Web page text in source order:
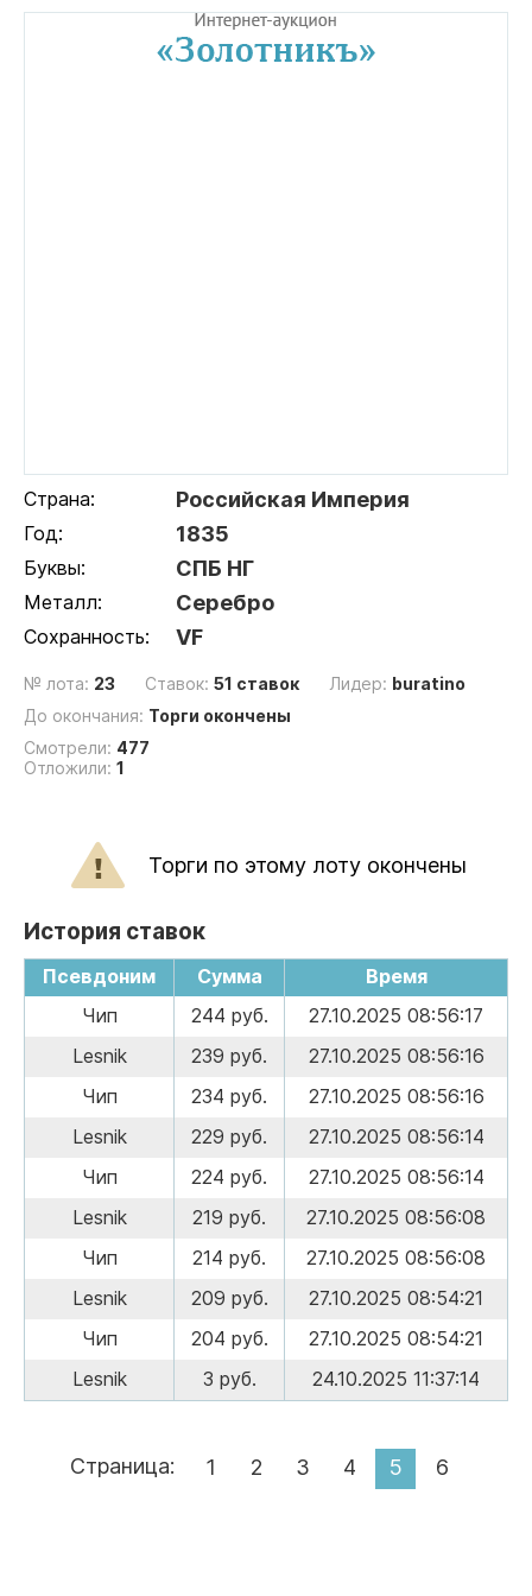
Страна: Российская Империя
Год: 1835
Буквы: СПБ НГ
Металл: Серебро
Сохранность: VF
№ лота: 23 Ставок: 51 ставок Лидер: buratino
До окончания: Торги окончены
Смотрели: 477
Отложили: 1
Торги по этому лоту окончены
История ставок
Псевдоним Сумма
Время
Чип
244 руб.
27.10.2025 08:56:17
Lesnik
239 руб.
27.10.2025 08:56:16
Чип
234 руб.
27.10.2025 08:56:16
Lesnik
229 руб.
27.10.2025 08:56:14
Чип
224 руб.
27.10.2025 08:56:14
Lesnik
219 руб.
27.10.2025 08:56:08
Чип
214 руб.
27.10.2025 08:56:08
Lesnik
209 руб.
27.10.2025 08:54:21
Чип
204 руб.
27.10.2025 08:54:21
Lesnik
3 руб. 24.10.2025 11:37:14
Страница: 1 2 3 4 5 6